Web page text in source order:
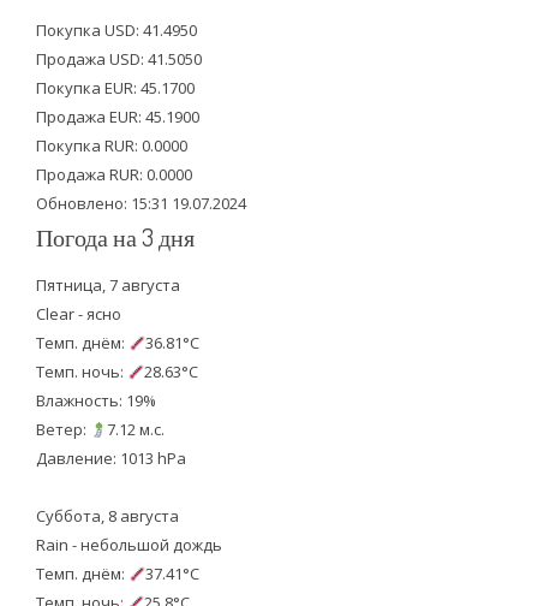
t
e
r
b
o
o
k
u
b
e
Покупка USD: 41.4950
Продажа USD: 41.5050
Покупка EUR: 45.1700
Продажа EUR: 45.1900
Покупка RUR: 0.0000
Продажа RUR: 0.0000
Обновлено: 15:31 19.07.2024
Погода на 3 дня
Пятница, 7 августа
Clear - ясно
Темп. днём:
36.81°C
Темп. ночь:
28.63°C
Влажность: 19%
Ветер:
7.12 м.с.
Давление: 1013 hPa
Суббота, 8 августа
Rain - небольшой дождь
Темп. днём:
37.41°C